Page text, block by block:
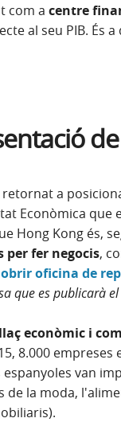
com a centre
finestra nova)
al seu PIB. És a
retornat a
Econòmica que
Hong Kong és,
per fer negocis,
oficina de
que es publicarà
econòmic i
8.000
van
de la moda,